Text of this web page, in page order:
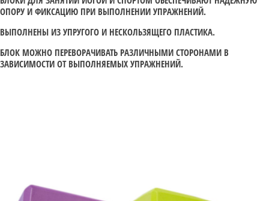
ОПОРУ И ФИКСАЦИЮ ПРИ ВЫПОЛНЕНИИ УПРАЖНЕНИЙ.
ВЫПОЛНЕНЫ ИЗ УПРУГОГО И НЕСКОЛЬЗЯЩЕГО ПЛАСТИКА.
БЛОК МОЖНО ПЕРЕВОРАЧИВАТЬ РАЗЛИЧНЫМИ СТОРОНАМИ В
ЗАВИСИМОСТИ ОТ ВЫПОЛНЯЕМЫХ УПРАЖНЕНИЙ.